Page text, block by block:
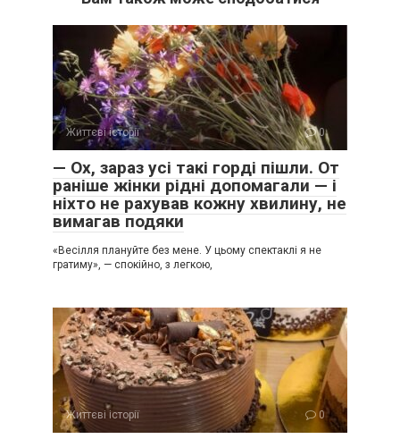
Життєві історії 0
— Ох, зараз усі такі горді пішли. От
раніше жінки рідні допомагали — і
ніхто не рахував кожну хвилину, не
вимагав подяки
«Весілля плануйте без мене. У цьому спектаклі я не
гратиму», — спокійно, з легкою,
Життєві історії 0